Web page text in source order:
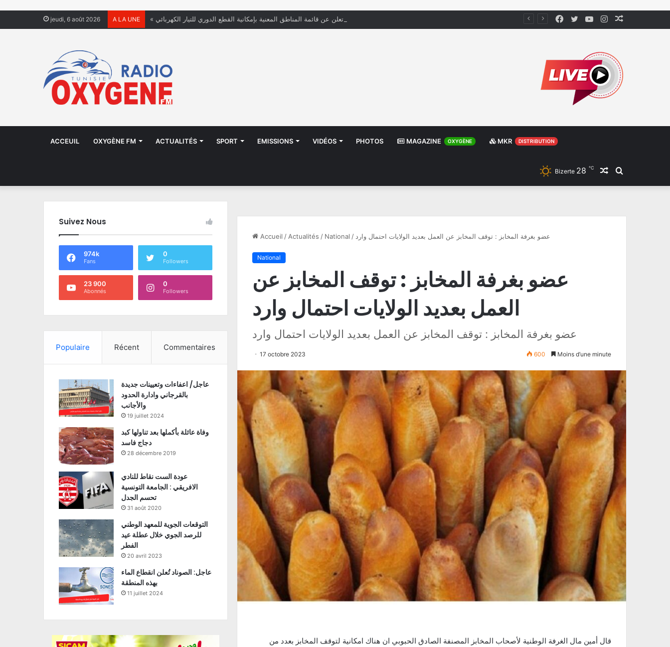
jeudi, 6 août 2026 A LA UNE « الستاغ » تعلن عن قائمة المناطق المعنية بإمكانية القطع الدوري للتيار الكهربائي Instagram
YouTube
Twitter
Facebook
ACCEUIL OXYGÈNE FM ACTUALITÉS SPORT EMISSIONS VIDÉOS PHOTOS MAGAZINE OXYGÈNE MKR DISTRIBUTION
Rechercher
Article
Bizerte 28 ℃
Accueil / Actualités / National / عضو بغرفة المخابز : توقف المخابز عن العمل بعديد الولايات احتمال وارد
National
عضو بغرفة المخابز : توقف المخابز عن
العمل بعديد الولايات احتمال وارد
عضو بغرفة المخابز : توقف المخابز عن العمل بعديد الولايات احتمال وارد
17 octobre 2023 600 Moins d’une minute
قال أمين مال الغرفة الوطنية لأصحاب المخابز المصنفة الصادق الحبوبي ان هناك امكانية لتوقف المخابز بعدد من
Suivez Nous
974k
Fans
0
Followers
23 900
Abonnés
0
Followers
Populaire Récent Commentaires
عاجل/ اعفاءات وتعيينات جديدة
بالقرجاني وادارة الحدود
والأجانب
19 juillet 2024
وفاة عائلة بأكملها بعد تناولها كبد
دجاج فاسد
28 décembre 2019
عودة الست نقاط للنادي
الافريقي : الجامعة التونسية
تحسم الجدل
31 août 2020
التوقعات الجوية للمعهد الوطني
للرصد الجوي خلال عطلة عيد
الفطر
20 avril 2023
عاجل: الصوناد تُعلن انقطاع الماء
بهذه المنطقة
11 juillet 2024